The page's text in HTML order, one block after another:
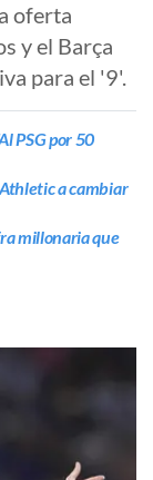
oferta
y el Barça
para el '9'.
PSG por 50
a cambiar
millonaria que